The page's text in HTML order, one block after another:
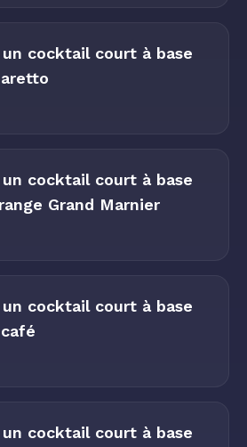
cocktail court à base
cocktail court à base
Grand Marnier
cocktail court à base
cocktail court à base